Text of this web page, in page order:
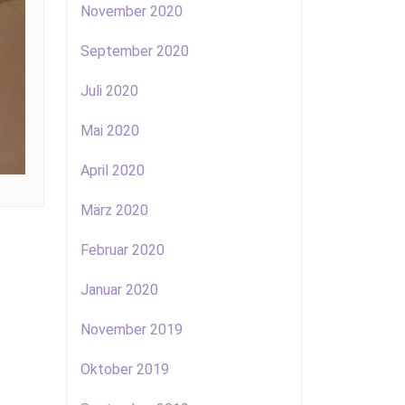
November 2020
September 2020
Juli 2020
Mai 2020
April 2020
März 2020
Februar 2020
Januar 2020
November 2019
Oktober 2019